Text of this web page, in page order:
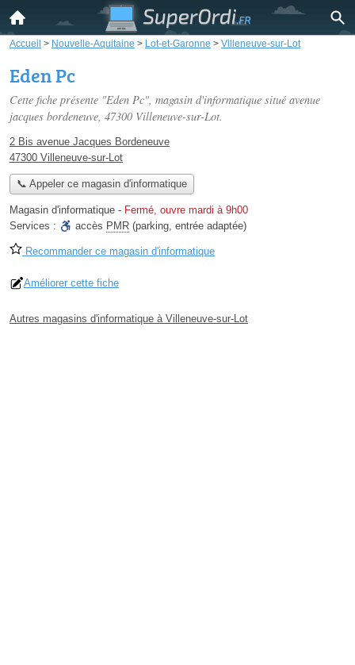
Accueil > Nouvelle-Aquitaine > Lot-et-Garonne > Villeneuve-sur-Lot
Eden Pc
Cette fiche présente "Eden Pc", magasin d'informatique situé avenue
jacques bordeneuve, 47300 Villeneuve-sur-Lot.
2 Bis avenue Jacques Bordeneuve
47300 Villeneuve-sur-Lot
📞 Appeler ce magasin d'informatique
Magasin d'informatique - Fermé, ouvre mardi à 9h00
Services :
accès PMR (parking, entrée adaptée)
Recommander ce magasin d'informatique
Améliorer cette fiche
Autres magasins d'informatique à Villeneuve-sur-Lot